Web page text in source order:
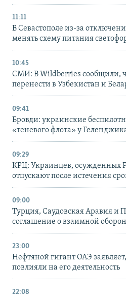
11:11
В Севастополе из-за
менять схему питания
10:45
СМИ: В Wildberries сообщили,
перенести в Узбекистан и
09:41
Бровди: украинские
«теневого флота» у
09:29
КРЦ: Украинцев, осужденных
отпускают после истечения
09:00
Турция, Саудовская Аравия и
соглашение о взаимной
23:00
Нефтяной гигант ОАЭ
повлияли на его деятельность
22:08